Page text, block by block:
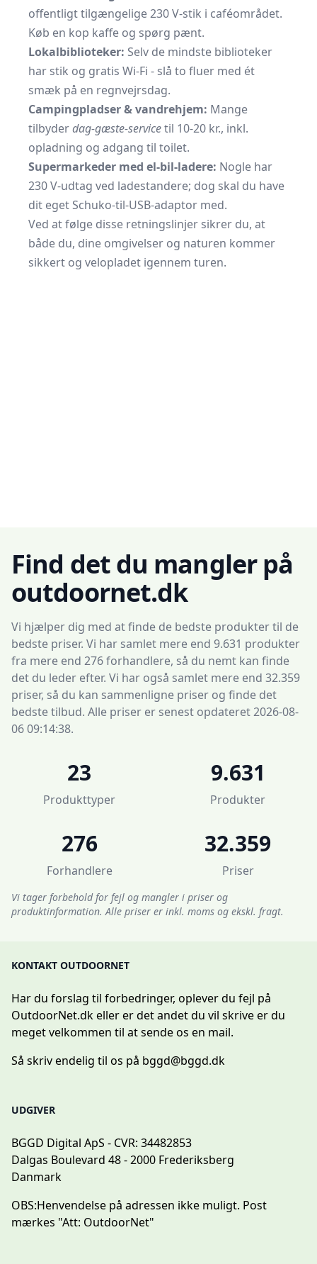
offentligt tilgængelige 230 V-stik i caféområdet.
Køb en kop kaffe og spørg pænt.
Lokalbiblioteker: Selv de mindste biblioteker
har stik og gratis Wi-Fi - slå to fluer med ét
smæk på en regnvejrsdag.
Campingpladser & vandrehjem: Mange
tilbyderdag-gæste-servicetil 10-20 kr., inkl.
opladning og adgang til toilet.
Supermarkeder med el-bil-ladere: Nogle har
230 V-udtag ved ladestandere; dog skal du have
dit eget Schuko-til-USB-adaptor med.
Ved at følge disse retningslinjer sikrer du, at
både du, dine omgivelser og naturen kommer
sikkert og velopladet igennem turen.
Find det du mangler på
outdoornet.dk
Vi hjælper dig med at finde de bedste produkter til de
bedste priser. Vi har samlet mere end 9.631 produkter
fra mere end 276 forhandlere, så du nemt kan finde
det du leder efter. Vi har også samlet mere end 32.359
priser, så du kan sammenligne priser og finde det
bedste tilbud. Alle priser er senest opdateret 2026-08-
06 09:14:38.
23
Produkttyper
9.631
Produkter
276
Forhandlere
32.359
Priser
Vi tager forbehold for fejl og mangler i priser og
produktinformation. Alle priser er inkl. moms og ekskl. fragt.
KONTAKT OUTDOORNET
Har du forslag til forbedringer, oplever du fejl på
OutdoorNet.dk eller er det andet du vil skrive er du
meget velkommen til at sende os en mail.
Så skriv endelig til os på bggd@bggd.dk
UDGIVER
BGGD Digital ApS - CVR: 34482853
Dalgas Boulevard 48 - 2000 Frederiksberg
Danmark
OBS:Henvendelse på adressen ikke muligt. Post
mærkes "Att: OutdoorNet"